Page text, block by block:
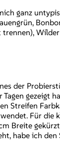
ganz
der
gezeigt
Streifen
Für die
Breite
habe ich